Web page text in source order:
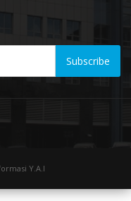
Subscribe
Y.A.I